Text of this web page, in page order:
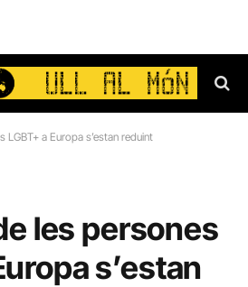
LGBT+ a Europa s’estan reduint
les persones
s’estan